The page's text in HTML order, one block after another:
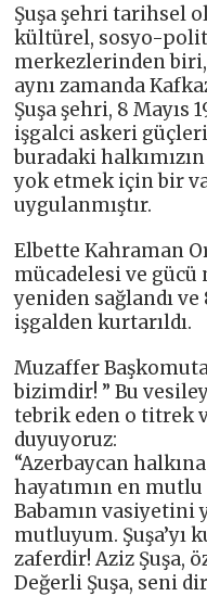
Şuşa şehri tarihsel
kültürel, sosyo-
merkezlerinden
aynı zamanda
Şuşa şehri, 8
işgalci askeri
buradaki
yok etmek için bir
uygulanmıştır.
Elbette Kahraman
mücadelesi ve
yeniden sağlandı ve
işgalden kurtarıldı.
Muzaffer
bizimdir! ” Bu
tebrik eden o titrek
duyuyoruz:
“Azerbaycan
hayatımın en
Babamın
mutluyum. Şuşa’yı
zaferdir! Aziz Şuşa,
Değerli Şuşa, seni